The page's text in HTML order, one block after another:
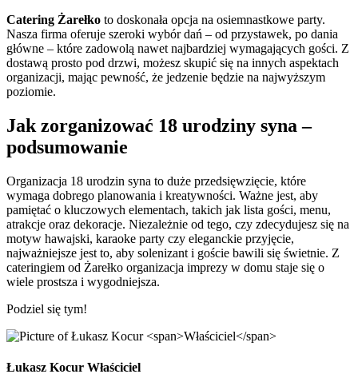
Catering Żarełko to doskonała opcja na osiemnastkowe party.
Nasza firma oferuje szeroki wybór dań – od przystawek, po dania
główne – które zadowolą nawet najbardziej wymagających gości. Z
dostawą prosto pod drzwi, możesz skupić się na innych aspektach
organizacji, mając pewność, że jedzenie będzie na najwyższym
poziomie.
Jak zorganizować 18 urodziny syna –
podsumowanie
Organizacja 18 urodzin syna to duże przedsięwzięcie, które
wymaga dobrego planowania i kreatywności. Ważne jest, aby
pamiętać o kluczowych elementach, takich jak lista gości, menu,
atrakcje oraz dekoracje. Niezależnie od tego, czy zdecydujesz się na
motyw hawajski, karaoke party czy eleganckie przyjęcie,
najważniejsze jest to, aby solenizant i goście bawili się świetnie. Z
cateringiem od Żarełko organizacja imprezy w domu staje się o
wiele prostsza i wygodniejsza.
Podziel się tym!
Łukasz Kocur Właściciel